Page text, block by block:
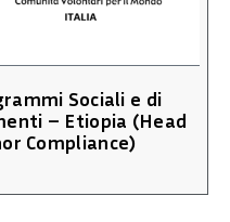
Sociali e di
– Etiopia (Head
Compliance)